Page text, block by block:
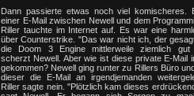
Dann passierte etwas noch viel komischeres.
einer E-Mail zwischen Newell und dem
Riller tauchte im Internet auf. Es war eine
über Counterstrike. "Das war nicht ich, der
die Doom 3 Engine mittlerweile ziemlich gut
scherzt Newell. Aber wie ist diese private E-Mail
gekommen? Newell ging runter zu Rillers Büro
dieser die E-Mail an irgendjemanden
Riller sagte nein. "Plötzlich kam dieses